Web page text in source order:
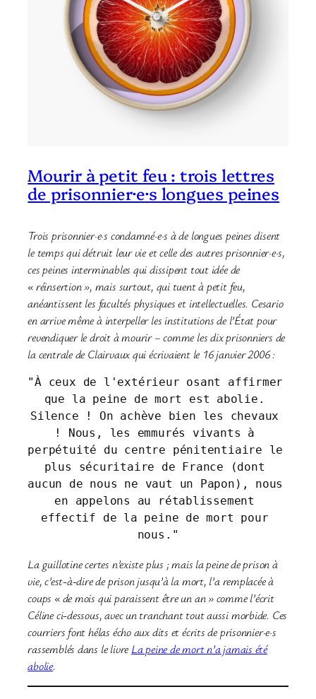
Mourir à petit feu : trois lettres
de prisonnier·e·s longues peines
Trois prisonnier·e·s condamné·e·s à de longues peines disent
le temps qui détruit leur vie et celle des autres prisonnier·e·s,
ces peines interminables qui dissipent tout idée de
« réinsertion », mais surtout, qui tuent à petit feu,
anéantissent les facultés physiques et intellectuelles. Cesario
en arrive même à interpeller les institutions de l’État pour
revendiquer le droit à mourir – comme les dix prisonniers de
la centrale de Clairvaux qui écrivaient le 16 janvier 2006 :
"À ceux de l'extérieur osant affirmer
que la peine de mort est abolie.
Silence ! On achève bien les chevaux
! Nous, les emmurés vivants à
perpétuité du centre pénitentiaire le
plus sécuritaire de France (dont
aucun de nous ne vaut un Papon), nous
en appelons au rétablissement
effectif de la peine de mort pour
nous."
La guillotine certes n’existe plus ; mais la peine de prison à
vie, c’est-à-dire de prison jusqu’à la mort, l’a remplacée à
coups « de mois qui paraissent être un an » comme l’écrit
Céline ci-dessous, avec un tranchant tout aussi morbide. Ces
courriers font hélas écho aux dits et écrits de prisonnier·e·s
rassemblés dans le livreLa peine de mort n’a jamais été
abolie.